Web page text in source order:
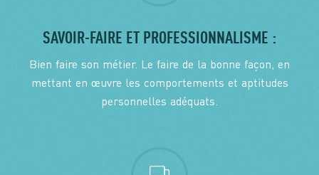
SAVOIR-FAIRE ET PROFESSIONNALISME :
Bien faire son métier. Le faire de la bonne façon, en
mettant en œuvre les comportements et aptitudes
personnelles adéquats.